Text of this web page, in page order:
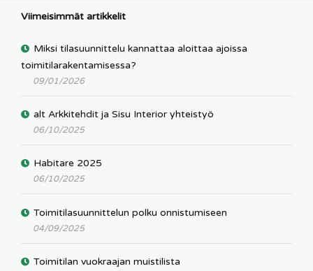
Viimeisimmät artikkelit
Miksi tilasuunnittelu kannattaa aloittaa ajoissa
toimitilarakentamisessa?
09/01/2026
alt Arkkitehdit ja Sisu Interior yhteistyö
06/10/2025
Habitare 2025
06/10/2025
Toimitilasuunnittelun polku onnistumiseen
04/09/2025
Toimitilan vuokraajan muistilista